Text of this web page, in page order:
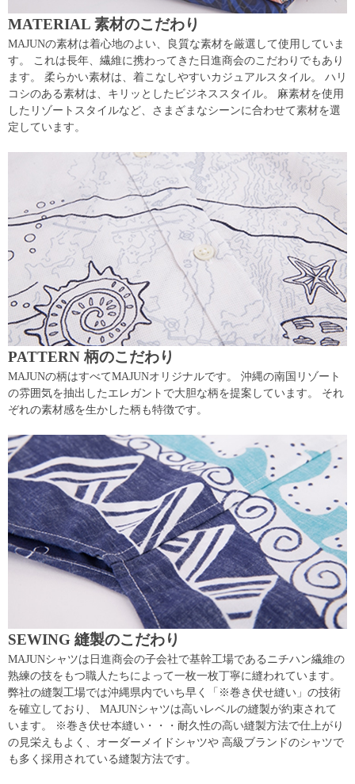
MATERIAL 素材のこだわり
MAJUNの素材は着心地のよい、良質な素材を厳選して使用していま
す。 これは長年、繊維に携わってきた日進商会のこだわりでもあり
ます。 柔らかい素材は、着こなしやすいカジュアルスタイル。 ハリ
コシのある素材は、キリッとしたビジネススタイル。 麻素材を使用
したリゾートスタイルなど、さまざまなシーンに合わせて素材を選
定しています。
PATTERN 柄のこだわり
MAJUNの柄はすべてMAJUNオリジナルです。 沖縄の南国リゾート
の雰囲気を抽出したエレガントで大胆な柄を提案しています。 それ
ぞれの素材感を生かした柄も特徴です。
SEWING 縫製のこだわり
MAJUNシャツは日進商会の子会社で基幹工場であるニチハン繊維の
熟練の技をもつ職人たちによって一枚一枚丁寧に縫われています。
弊社の縫製工場では沖縄県内でいち早く「※巻き伏せ縫い」の技術
を確立しており、 MAJUNシャツは高いレベルの縫製が約束されて
います。 ※巻き伏せ本縫い・・・耐久性の高い縫製方法で仕上がり
の見栄えもよく、オーダーメイドシャツや 高級ブランドのシャツで
も多く採用されている縫製方法です。